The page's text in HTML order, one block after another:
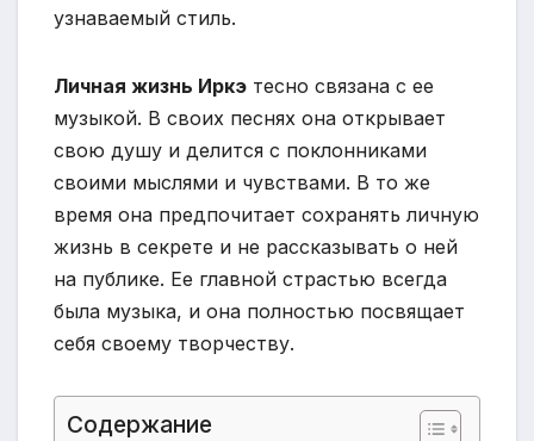
узнаваемый стиль.
Личная жизнь Иркэ тесно связана с ее
музыкой. В своих песнях она открывает
свою душу и делится с поклонниками
своими мыслями и чувствами. В то же
время она предпочитает сохранять личную
жизнь в секрете и не рассказывать о ней
на публике. Ее главной страстью всегда
была музыка, и она полностью посвящает
себя своему творчеству.
Содержание